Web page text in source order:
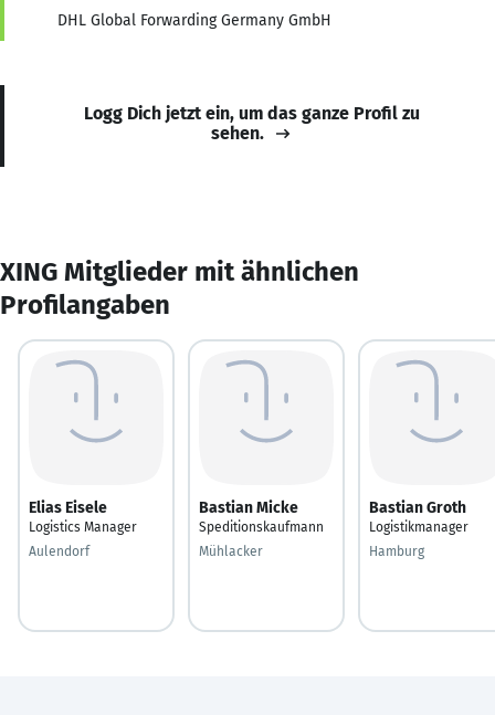
DHL Global Forwarding Germany GmbH
Logg Dich jetzt ein, um das ganze Profil zu
sehen.
XING Mitglieder mit ähnlichen
Profilangaben
Elias Eisele
Logistics Manager
Aulendorf
Bastian Micke
Speditionskaufmann
Mühlacker
Bastian Groth
Logistikmanager
Hamburg